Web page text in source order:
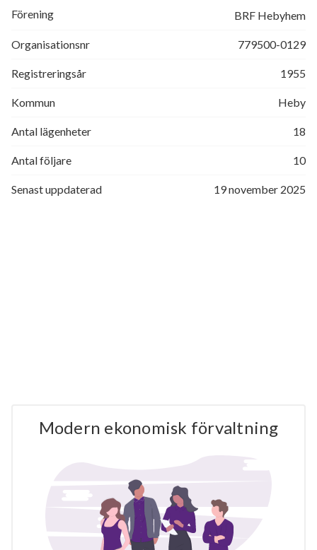
Förening BRF Hebyhem
Organisationsnr 779500-0129
Registreringsår 1955
Kommun Heby
Antal lägenheter 18
Antal följare 10
Senast uppdaterad 19 november 2025
Modern ekonomisk förvaltning